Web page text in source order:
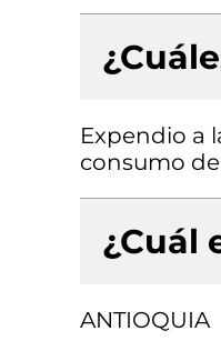
Expendio a
consumo
¿Cuál
ANTIOQUIA